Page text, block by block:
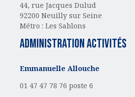
44, rue Jacques Dulud
92200 Neuilly sur Seine
Métro : Les Sablons
administration activités
Emmanuelle Allouche
01 47 47 78 76 poste 6